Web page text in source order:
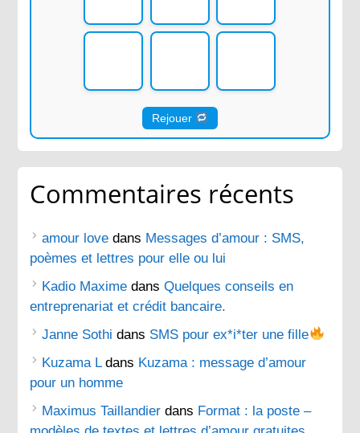
Rejouer
Commentaires récents
amour love dans Messages d’amour : SMS,
poèmes et lettres pour elle ou lui
Kadio Maxime dansQuelques conseils en
entreprenariat et crédit bancaire.
Janne Sothi dans SMS pour ex*i*ter une fille
Kuzama Ldans Kuzama : message d’amour
pour un homme
Maximus Taillandier dans Format : la poste –